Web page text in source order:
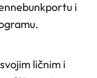
i
ličnim i